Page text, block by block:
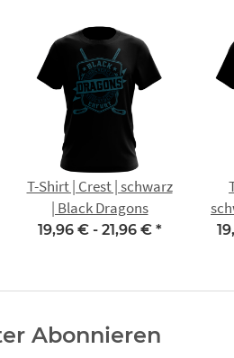
T-Shirt | Crest | schwarz
| Black Dragons
19,96 € - 21,96 € *
Abonnieren